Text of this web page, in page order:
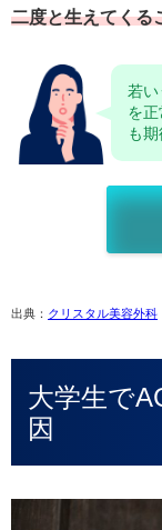
二度と生えてくる
若い
を
も期
出典： クリスタル美容外科
大学生で
因